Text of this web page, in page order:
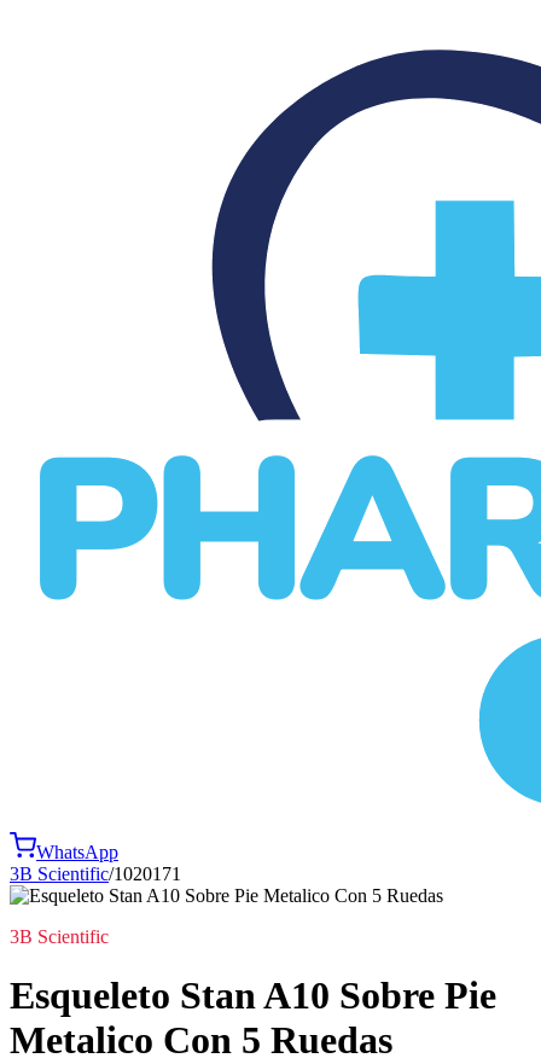
WhatsApp
3B Scientific/1020171
3B Scientific
Esqueleto Stan A10 Sobre Pie
Metalico Con 5 Ruedas